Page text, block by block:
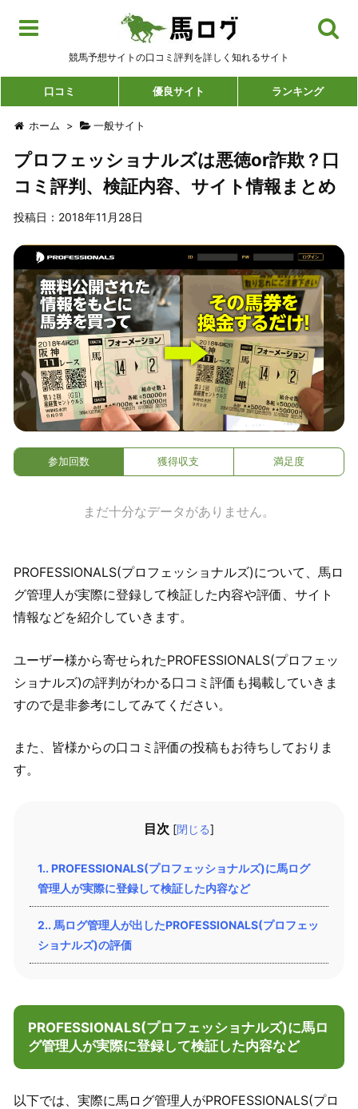
競馬予想サイトの口コミ評判を詳しく知れるサイト
口コミ 優良サイト ランキング
ホーム > 一般サイト
プロフェッショナルズは悪徳or詐欺？口
コミ評判、検証内容、サイト情報まとめ
投稿日： 2018年11月28日
参加回数 獲得収支 満足度
まだ十分なデータがありません。
PROFESSIONALS(プロフェッショナルズ)について、馬ロ
グ管理人が実際に登録して検証した内容や評価、サイト
情報などを紹介していきます。
ユーザー様から寄せられたPROFESSIONALS(プロフェッ
ショナルズ)の評判がわかる口コミ評価も掲載していきま
すので是非参考にしてみてください。
また、皆様からの口コミ評価の投稿もお待ちしておりま
す。
目次 [閉じる]
1. PROFESSIONALS(プロフェッショナルズ)に馬ログ
管理人が実際に登録して検証した内容など
2. 馬ログ管理人が出したPROFESSIONALS(プロフェッ
ショナルズ)の評価
PROFESSIONALS(プロフェッショナルズ)に馬ロ
グ管理人が実際に登録して検証した内容など
以下では、実際に馬ログ管理人がPROFESSIONALS(プロ